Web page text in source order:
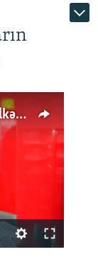
Ard-arda açılan dərman zavodları ölkənin tələbatını ödəyirmi?